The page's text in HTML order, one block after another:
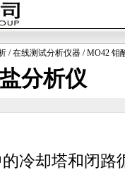
/在线测试分析仪器 / MO42 钼
分析仪
冷却塔和闭路